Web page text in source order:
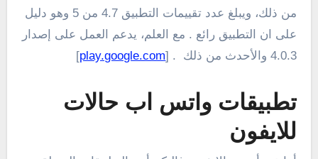
من ذلك، ويبلغ عدد تقييمات التطبيق 4.7 من 5 وهو دليل
على ان التطبيق رائع . مع العلم، يدعم العمل على إصدار
4.0.3 والأحدث من ذلك . [
play.google.com
]
تطبيقات واتس اب حالات
للايفون